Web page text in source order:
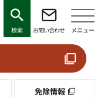
検索 お問い合わせ メニュー
免除情報